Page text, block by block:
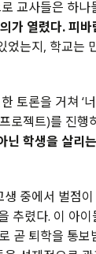
교사들은 하나
가 열렸다. 피
었는지, 학교는
토론을 거쳐 ‘
로젝트)를 진행
닌 학생을 살리
생 중에서 벌점
추렸다. 이 아
곧 퇴학을 통보